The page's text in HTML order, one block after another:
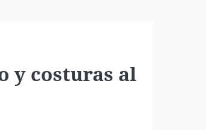
y costuras al